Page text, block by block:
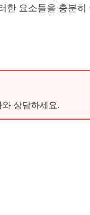
요소들을 충분
상담하세요.